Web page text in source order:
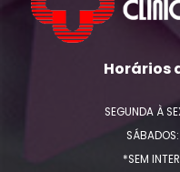
Horários
SEGUNDA À
*SEM